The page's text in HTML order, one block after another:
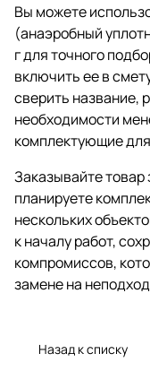
Вы можете
(анаэробный
г для точного
включить ее в
сверить название,
необходимости
комплектующие
Заказывайте товар
планируете
нескольких
к началу работ,
компромиссов,
замене на
Назад к списку